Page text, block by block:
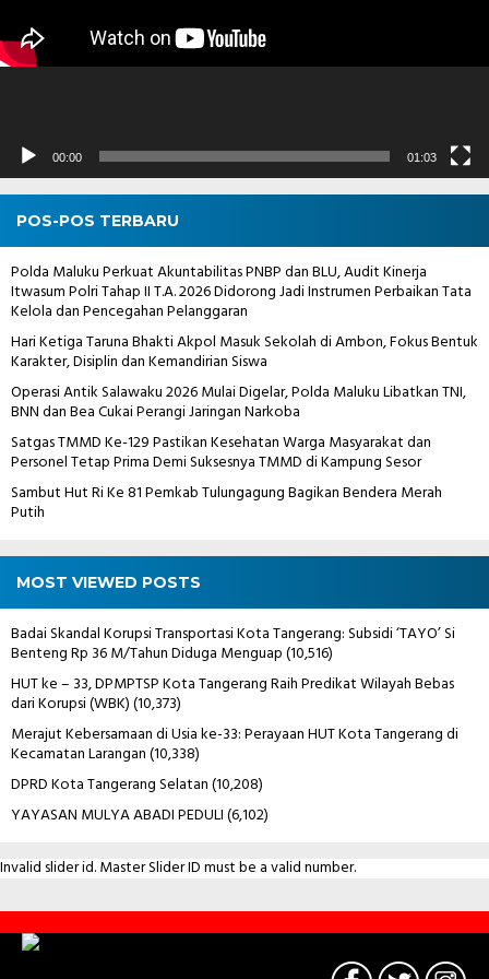
00:00 01:03
POS-POS TERBARU
Polda Maluku Perkuat Akuntabilitas PNBP dan BLU, Audit Kinerja
Itwasum Polri Tahap II T.A. 2026 Didorong Jadi Instrumen Perbaikan Tata
Kelola dan Pencegahan Pelanggaran
Hari Ketiga Taruna Bhakti Akpol Masuk Sekolah di Ambon, Fokus Bentuk
Karakter, Disiplin dan Kemandirian Siswa
Operasi Antik Salawaku 2026 Mulai Digelar, Polda Maluku Libatkan TNI,
BNN dan Bea Cukai Perangi Jaringan Narkoba
Satgas TMMD Ke-129 Pastikan Kesehatan Warga Masyarakat dan
Personel Tetap Prima Demi Suksesnya TMMD di Kampung Sesor
Sambut Hut Ri Ke 81 Pemkab Tulungagung Bagikan Bendera Merah
Putih
MOST VIEWED POSTS
Badai Skandal Korupsi Transportasi Kota Tangerang: Subsidi ‘TAYO’ Si
Benteng Rp 36 M/Tahun Diduga Menguap(10,516)
HUT ke – 33, DPMPTSP Kota Tangerang Raih Predikat Wilayah Bebas
dari Korupsi (WBK)(10,373)
Merajut Kebersamaan di Usia ke-33: Perayaan HUT Kota Tangerang di
Kecamatan Larangan(10,338)
DPRD Kota Tangerang Selatan(10,208)
YAYASAN MULYA ABADI PEDULI(6,102)
Invalid slider id. Master Slider ID must be a valid number.
Contact
Us